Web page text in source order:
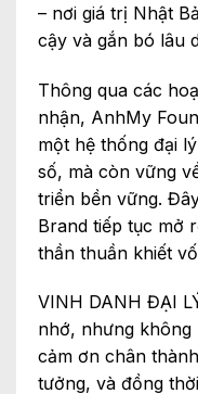
– nơi giá trị Nhật
cậy và gắn bó lâu
Thông qua các
nhận, AnhMy
một hệ thống đại
số, mà còn vững
triển bền vững.
Brand tiếp tục mở
thần thuần khiết
VINH DANH ĐẠI
nhớ, nhưng không
cảm ơn chân
tưởng, và đồng